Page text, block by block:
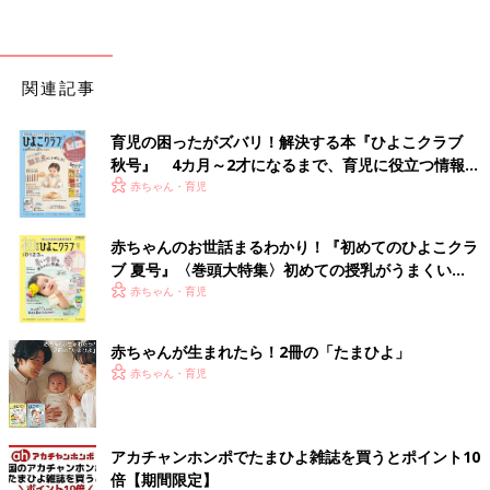
関連記事
育児の困ったがズバリ！解決する本『ひよこクラブ
秋号』 4カ月～2才になるまで、育児に役立つ情報が
いっぱい！
赤ちゃん・育児
赤ちゃんのお世話まるわかり！『初めてのひよこクラ
ブ 夏号』〈巻頭大特集〉初めての授乳がうまくい
く！ おっぱい・ミルクの基本と夏のトラブル 解決テ
赤ちゃん・育児
赤ちゃんが生まれたら！2冊の「たまひよ」
赤ちゃん・育児
アカチャンホンポでたまひよ雑誌を買うとポイント10
倍【期間限定】